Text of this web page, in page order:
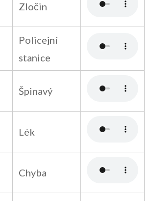
Zločin
Policejní
stanice
Špinavý
Lék
Chyba